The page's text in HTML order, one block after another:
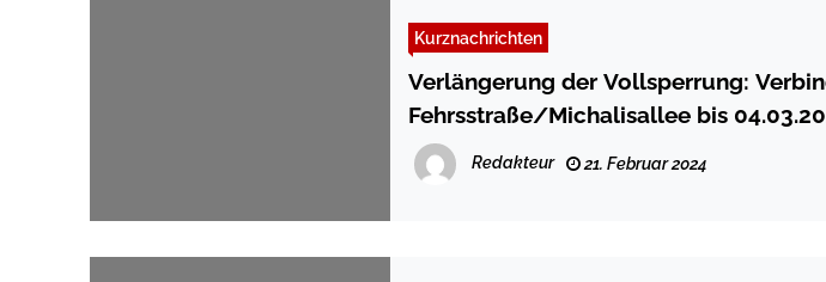
Kurznachrichten
Verlängerung der Vollsperrung:
Fehrsstraße/Michalisallee bis
Redakteur 21. Februar 2024